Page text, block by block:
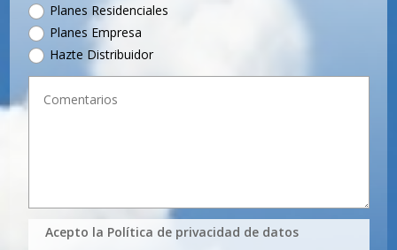
Planes Residenciales
Planes Empresa
Hazte Distribuidor
Acepto la Política de privacidad de datos